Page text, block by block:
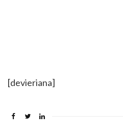
[devieriana]